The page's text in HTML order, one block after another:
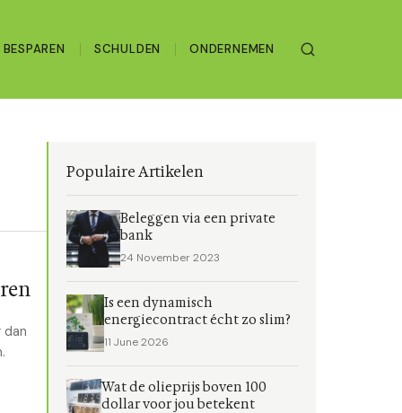
BESPAREN SCHULDEN ONDERNEMEN
dan
Populaire Artikelen
Beleggen via een private
bank
24 November 2023
Is een dynamisch
energiecontract écht zo slim?
11 June 2026
Wat de olieprijs boven 100
dollar voor jou betekent